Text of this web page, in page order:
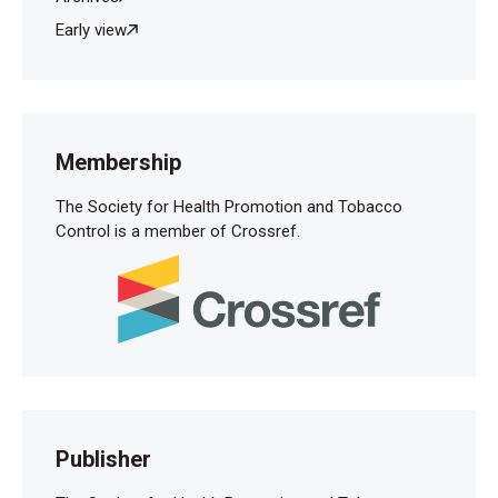
Early view
Membership
The Society for Health Promotion and Tobacco
Control is a member of Crossref.
Publisher